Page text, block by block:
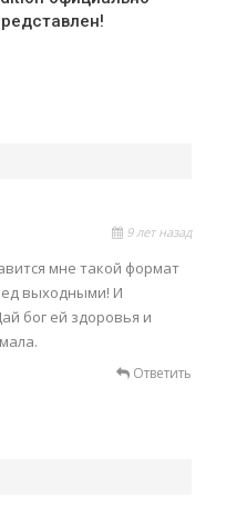
9 лет назад
мне такой формат
выходными! И
бог ей здоровья и
Ответить